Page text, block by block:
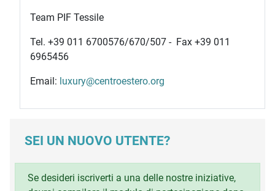
Team PIF Tessile
Tel. +39 011 6700576/670/507 - Fax +39 011
6965456
Email: luxury@centroestero.org
SEI UN NUOVO UTENTE?
Se desideri iscriverti a una delle nostre iniziative,